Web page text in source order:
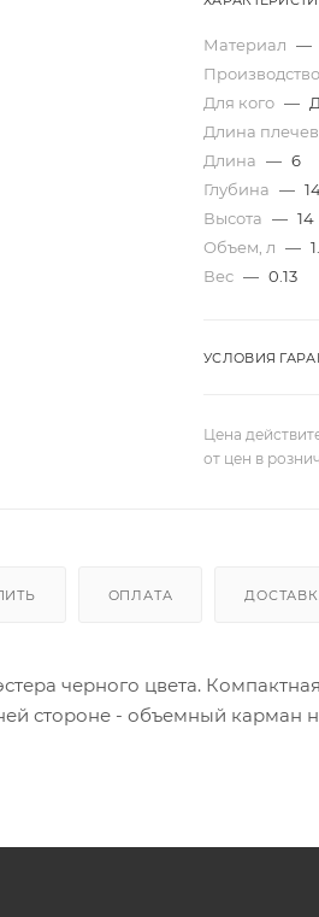
Материал —
Производство
Для кого —
Длина
Длина — 6
Глубина —
Высота — 14
Объем, л —
Вес — 0.13
УСЛОВИЯ
Цена
от цен в
ОПЛАТА
черного цвета.
стороне - объемный карман